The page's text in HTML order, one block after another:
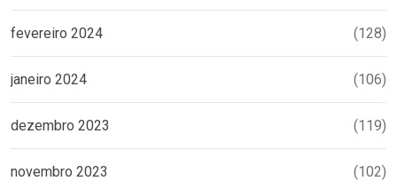
fevereiro 2024 (128)
janeiro 2024 (106)
dezembro 2023 (119)
novembro 2023 (102)